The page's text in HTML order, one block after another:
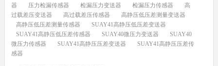
器
压力检漏传感器 检漏压力变送器 检漏压力传感器
高
过载差压变送器
高过载差压传感器
高静压低压差测量变送器
高静压低压差测量传感器
SUAY41高静压低压差变送器
SUAY41高静压低压差传感器
SUAY40微压力变送器
SUAY40
微压力传感器
SUAY41高静压压差变送器
SUAY41高静压压差传
感器